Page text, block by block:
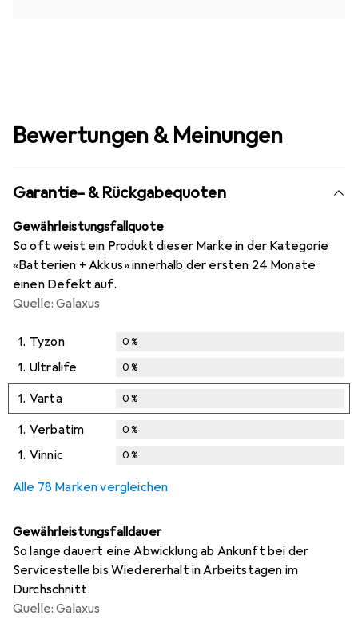
Bewertungen & Meinungen
Garantie- & Rückgabequoten
Gewährleistungsfallquote
So oft weist ein Produkt dieser Marke in der Kategorie
«Batterien + Akkus» innerhalb der ersten 24 Monate
einen Defekt auf.
Quelle: Galaxus
1. Tyzon 0%
1. Ultralife 0%
1. Varta 0%
1. Verbatim 0%
1. Vinnic 0%
Alle 78 Marken vergleichen
Gewährleistungsfalldauer
So lange dauert eine Abwicklung ab Ankunft bei der
Servicestelle bis Wiedererhalt in Arbeitstagen im
Durchschnitt.
Quelle: Galaxus